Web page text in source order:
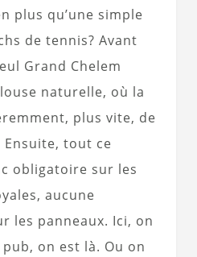
plus qu’une simple
de tennis? Avant
Grand Chelem
naturelle, où la
plus vite, de
tout ce
obligatoire sur les
aucune
les panneaux. Ici, on
on est là. Ou on